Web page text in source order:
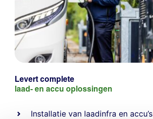
Levert complete
laad- en accu oplossingen
Installatie van laadinfra en accu’s